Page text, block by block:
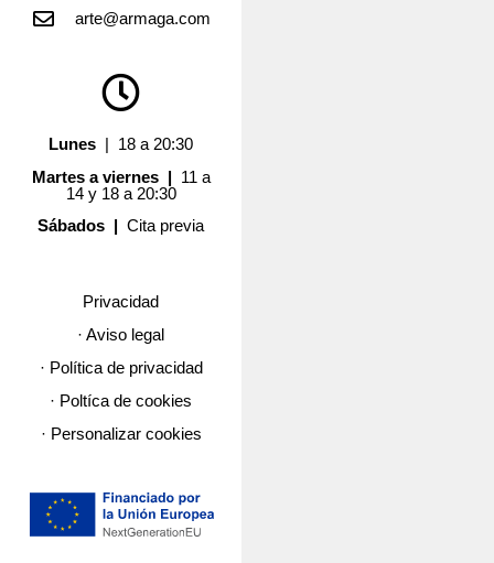
arte@armaga.com
Lunes | 18 a 20:30
Martes a viernes | 11 a
14 y 18 a 20:30
Sábados |Cita previa
Privacidad
· Aviso legal
· Política de privacidad
· Poltíca de cookies
· Personalizar cookies